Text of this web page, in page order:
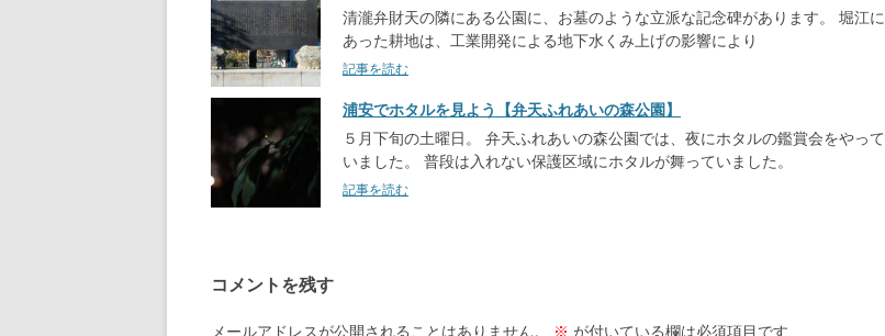
清瀧弁財天の隣にある公園に、お墓のような立派な記念碑があります。 堀江に
あった耕地は、工業開発による地下水くみ上げの影響により
記事を読む
浦安でホタルを見よう【弁天ふれあいの森公園】
５月下旬の土曜日。 弁天ふれあいの森公園では、夜にホタルの鑑賞会をやって
いました。 普段は入れない保護区域にホタルが舞っていました。
記事を読む
コメントを残す
メールアドレスが公開されることはありません。 ※ が付いている欄は必須項目です